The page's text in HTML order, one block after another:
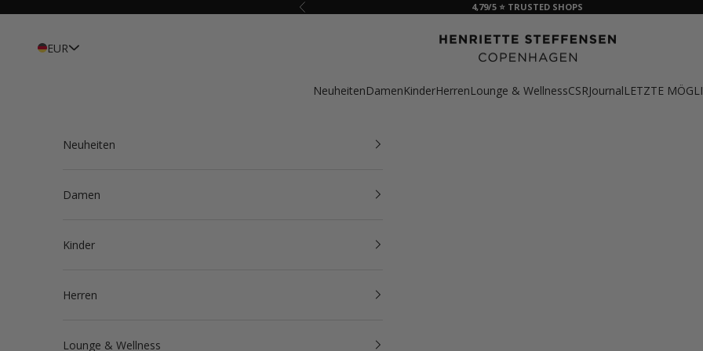
Zurück 4,79/5 ⭐ TRUSTED SHOPS
EUR HSCPH
NeuheitenDamenKinderHerrenLounge & WellnessCSRJournalLETZTE
Neuheiten
Damen
Kinder
Herren
Lounge & Wellness